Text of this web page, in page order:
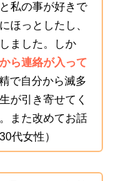
私の事が好きで
ほっとしたし、
ました。しか
ら連絡が入って
で自分から滅多
が引き寄せてく
また改めてお話
代女性）